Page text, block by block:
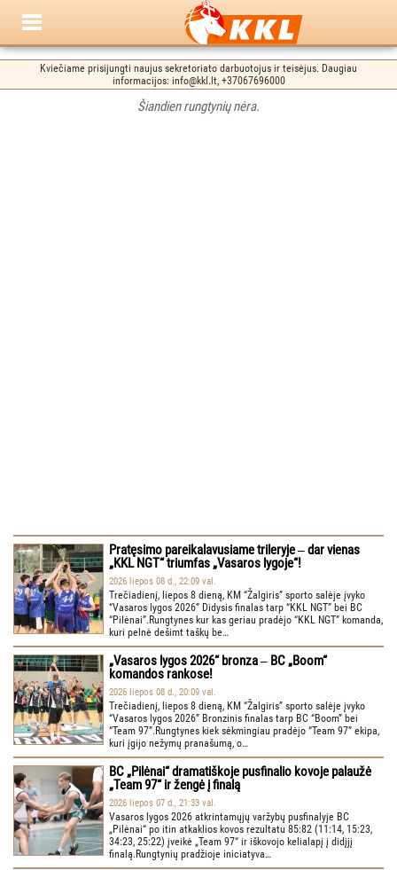
Kviečiame prisijungti naujus sekretoriato darbuotojus ir teisėjus. Daugiau
informacijos: info@kkl.lt, +37067696000
Šiandien rungtynių nėra.
Pratęsimo pareikalavusiame trileryje ‒ dar vienas
„KKL NGT“ triumfas „Vasaros lygoje“!
2026 liepos 08 d., 22:09 val.
Trečiadienį, liepos 8 dieną, KM “Žalgiris” sporto salėje įvyko
“Vasaros lygos 2026” Didysis finalas tarp “KKL NGT” bei BC
“Pilėnai”.Rungtynes kur kas geriau pradėjo “KKL NGT” komanda,
kuri pelnė dešimt taškų be…
„Vasaros lygos 2026“ bronza ‒ BC „Boom“
komandos rankose!
2026 liepos 08 d., 20:09 val.
Trečiadienį, liepos 8 dieną, KM “Žalgiris” sporto salėje įvyko
“Vasaros lygos 2026” Bronzinis finalas tarp BC “Boom” bei
“Team 97”.Rungtynes kiek sėkmingiau pradėjo “Team 97” ekipa,
kuri įgijo nežymų pranašumą, o…
BC „Pilėnai“ dramatiškoje pusfinalio kovoje palaužė
„Team 97“ ir žengė į finalą
2026 liepos 07 d., 21:33 val.
Vasaros lygos 2026 atkrintamųjų varžybų pusfinalyje BC
„Pilėnai“ po itin atkaklios kovos rezultatu 85:82 (11:14, 15:23,
34:23, 25:22) įveikė „Team 97“ ir iškovojo kelialapį į didįjį
finalą.Rungtynių pradžioje iniciatyva…